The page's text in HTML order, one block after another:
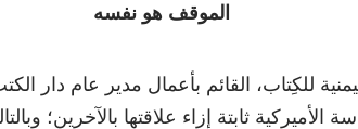
الموقف هو نفسه
للكِتاب، القائم بأعمال مدير عام دار
الأميركية ثابتة إزاء علاقتها بالآخرين؛